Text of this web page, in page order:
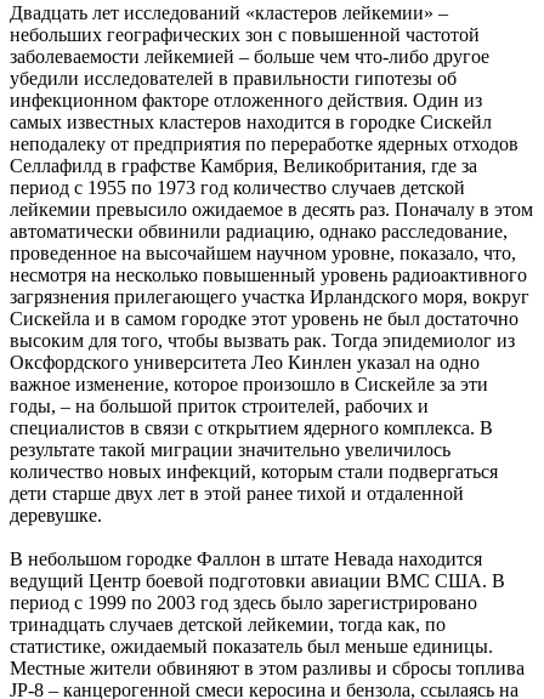
Двадцать лет исследований «кластеров лейкемии» –
небольших географических зон с повышенной частотой
заболеваемости лейкемией – больше чем что-либо другое
убедили исследователей в правильности гипотезы об
инфекционном факторе отложенного действия. Один из
самых известных кластеров находится в городке Сискейл
неподалеку от предприятия по переработке ядерных отходов
Селлафилд в графстве Камбрия, Великобритания, где за
период с 1955 по 1973 год количество случаев детской
лейкемии превысило ожидаемое в десять раз. Поначалу в этом
автоматически обвинили радиацию, однако расследование,
проведенное на высочайшем научном уровне, показало, что,
несмотря на несколько повышенный уровень радиоактивного
загрязнения прилегающего участка Ирландского моря, вокруг
Сискейла и в самом городке этот уровень не был достаточно
высоким для того, чтобы вызвать рак. Тогда эпидемиолог из
Оксфордского университета Лео Кинлен указал на одно
важное изменение, которое произошло в Сискейле за эти
годы, – на большой приток строителей, рабочих и
специалистов в связи с открытием ядерного комплекса. В
результате такой миграции значительно увеличилось
количество новых инфекций, которым стали подвергаться
дети старше двух лет в этой ранее тихой и отдаленной
деревушке.
В небольшом городке Фаллон в штате Невада находится
ведущий Центр боевой подготовки авиации ВМС США. В
период с 1999 по 2003 год здесь было зарегистрировано
тринадцать случаев детской лейкемии, тогда как, по
статистике, ожидаемый показатель был меньше единицы.
Местные жители обвиняют в этом разливы и сбросы топлива
JP-8 – канцерогенной смеси керосина и бензола, ссылаясь на